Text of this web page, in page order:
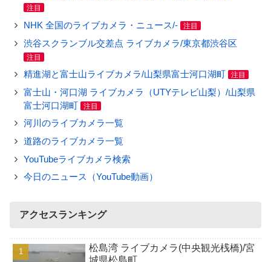
注目
NHK 全国のライブカメラ・ニュース/- 注目
渋谷スクランブル交差点 ライブカメラ/東京都渋谷区
注目
精進湖と富士山ライブカメラ/山梨県富士河口湖町 注目
富士山・河口湖 ライブカメラ（UTYテレビ山梨）/山梨県
富士河口湖町
注目
河川のライブカメラ一覧
道路のライブカメラ一覧
YouTubeライブカメラ検索
今日のニュース（YouTube動画）
アクセスランキング
松島湾 ライブカメラ(中央観光桟橋)/宮
城県松島町